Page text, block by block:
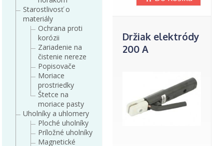
Starostlivosť o
materiály
Ochrana proti
korózii
Zariadenie na
čistenie nereze
Popisovače
Moriace
prostriedky
Štetce na
moriace pasty
Uholníky a uhlomery
Ploché uholníky
Príložné uholníky
Magnetické
Držiak elektródy
200 A